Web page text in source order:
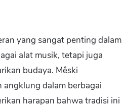
yang sangat penting dalam
alat musik, tetapi juga
budaya. Mêski
dalam berbagai
harapan bahwa tradisi ini